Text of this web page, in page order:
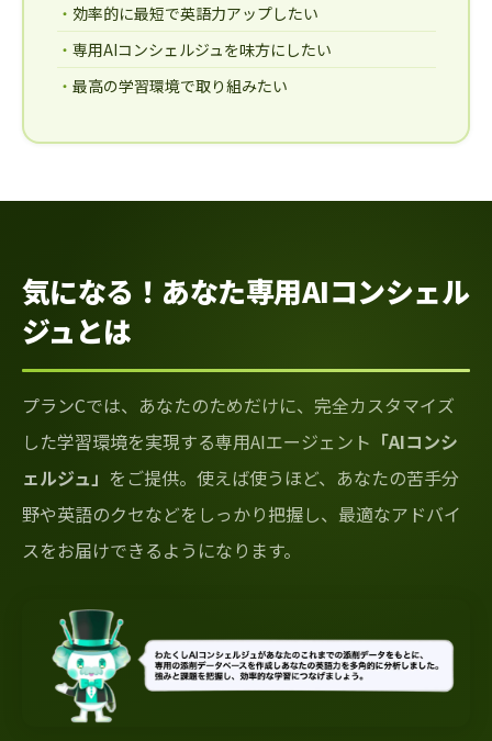
効率的に最短で英語力アップしたい
専用AIコンシェルジュを味方にしたい
最高の学習環境で取り組みたい
気になる！あなた専用AIコンシェル
ジュとは
プランCでは、あなたのためだけに、完全カスタマイズ
した学習環境を実現する専用AIエージェント 「AIコンシ
ェルジュ」 をご提供。使えば使うほど、あなたの苦手分
野や英語のクセなどをしっかり把握し、最適なアドバイ
スをお届けできるようになります。